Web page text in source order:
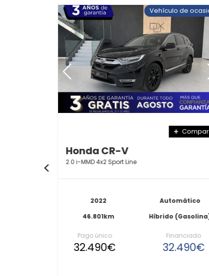
Vehículo de
Honda CR-V
2.0­ i­-MMD 4x2 Sport Line
2022
46.801km
Automático
Híbrido
Pago único
32.490€
Financiado
32.490€